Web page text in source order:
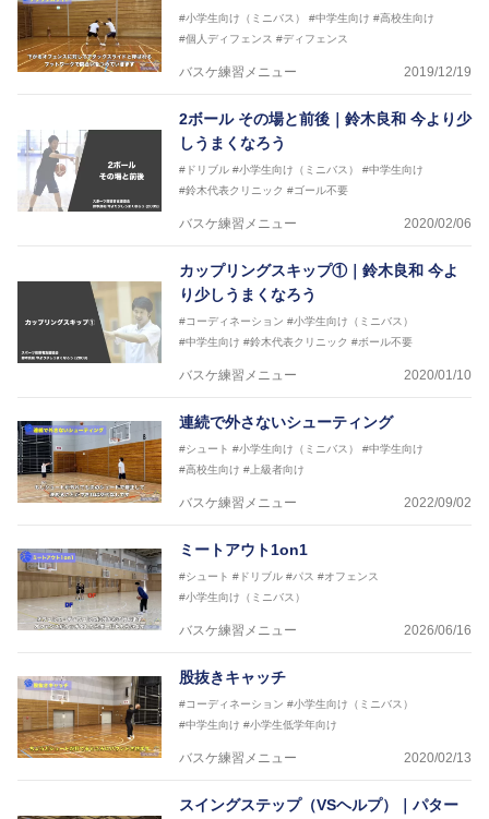
#小学生向け（ミニバス） #中学生向け #高校生向け
#個人ディフェンス #ディフェンス
バスケ練習メニュー 2019/12/19
2ボール その場と前後｜鈴木良和 今より少
しうまくなろう
#ドリブル #小学生向け（ミニバス）
#中学生向け
#鈴木代表クリニック #ゴール不要
バスケ練習メニュー 2020/02/06
カップリングスキップ①｜鈴木良和 今よ
り少しうまくなろう
#コーディネーション #小学生向け（ミニバス）
#中学生向け #鈴木代表クリニック #ボール不要
バスケ練習メニュー 2020/01/10
連続で外さないシューティング
#シュート #小学生向け（ミニバス）
#中学生向け
#高校生向け #上級者向け
バスケ練習メニュー 2022/09/02
ミートアウト1on1
#シュート #ドリブル #パス #オフェンス
#小学生向け（ミニバス）
バスケ練習メニュー 2026/06/16
股抜きキャッチ
#コーディネーション #小学生向け（ミニバス）
#中学生向け #小学生低学年向け
バスケ練習メニュー 2020/02/13
スイングステップ（VSヘルプ）｜パター